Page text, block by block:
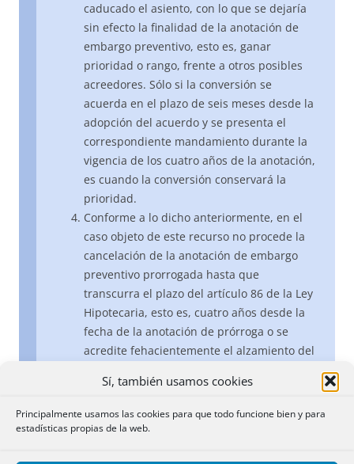
Sí, también usamos cookies
Principalmente usamos las cookies para que todo funcione bien y para
estadísticas propias de la web.
caducado el asiento, con lo que se dejaría
sin efecto la finalidad de la anotación de
embargo preventivo, esto es, ganar
prioridad o rango, frente a otros posibles
acreedores. Sólo si la conversión se
acuerda en el plazo de seis meses desde la
adopción del acuerdo y se presenta el
correspondiente mandamiento durante la
vigencia de los cuatro años de la anotación,
es cuando la conversión conservará la
prioridad.
Conforme a lo dicho anteriormente, en el
caso objeto de este recurso no procede la
cancelación de la anotación de embargo
preventivo prorrogada hasta que
transcurra el plazo del artículo 86 de la Ley
Hipotecaria, esto es, cuatro años desde la
fecha de la anotación de prórroga o se
acredite fehacientemente el alzamiento del
administrativo expedido por la autoridad
que decretó el embargo. A estos efectos, la
certificación aportada en el caso objeto de